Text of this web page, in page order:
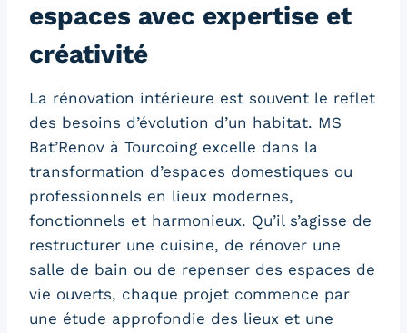
espaces avec expertise et
créativité
La rénovation intérieure est souvent le reflet
des besoins d’évolution d’un habitat. MS
Bat’Renov à Tourcoing excelle dans la
transformation d’espaces domestiques ou
professionnels en lieux modernes,
fonctionnels et harmonieux. Qu’il s’agisse de
restructurer une cuisine, de rénover une
salle de bain ou de repenser des espaces de
vie ouverts, chaque projet commence par
une étude approfondie des lieux et une